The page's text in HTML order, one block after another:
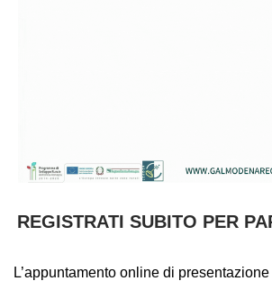
REGISTRATI SUBITO PER
L’appuntamento online di presentazione